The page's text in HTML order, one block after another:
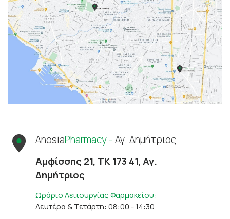
AnosiaPharmacy -Αγ. Δημήτριος
Αμφίσσης 21, ΤΚ 173 41, Αγ.
Δημήτριος
Ωράριο Λειτουργίας Φαρμακείου:
Δευτέρα & Τετάρτη: 08:00 - 14:30